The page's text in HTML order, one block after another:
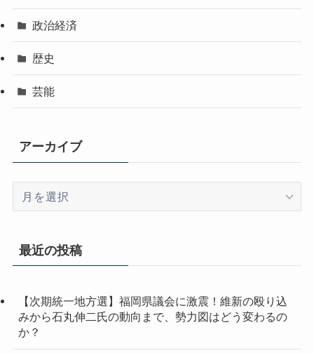
政治経済
歴史
芸能
アーカイブ
イ
ブ
最近の投稿
【次期統一地方選】福岡県議会に激震！維新の殴り込
みから石丸伸二氏の動向まで、勢力図はどう変わるの
か？